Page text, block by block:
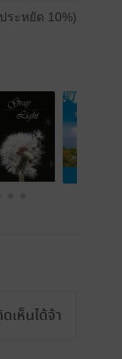
ระหยัด 10%)
เห็นได้จ้า